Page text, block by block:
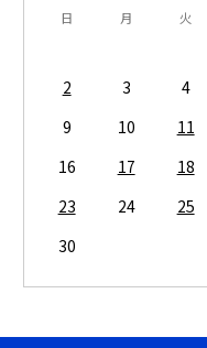
日 月 火
2
3 4
9
10 11
16
17 18
23
24 25
30